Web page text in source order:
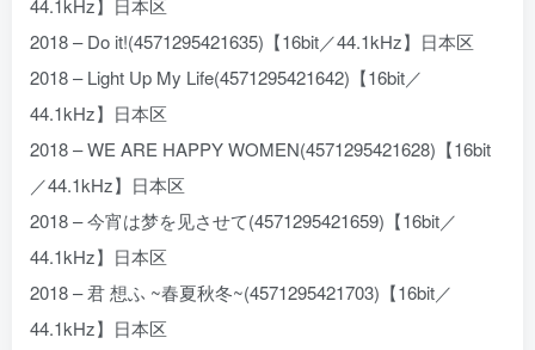
44.1kHz】日本区
2018 – Do it!(4571295421635)【16bit／44.1kHz】日本区
2018 – Light Up My Life(4571295421642)【16bit／
44.1kHz】日本区
2018 – WE ARE HAPPY WOMEN(4571295421628)【16bit
／44.1kHz】日本区
2018 – 今宵は梦を见させて(4571295421659)【16bit／
44.1kHz】日本区
2018 – 君 想ふ ~春夏秋冬~(4571295421703)【16bit／
44.1kHz】日本区